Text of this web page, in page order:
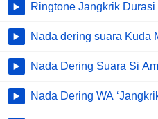
Ringtone Jangkrik
Nada dering suara Kuda
Nada Dering Suara Si
Nada Dering WA